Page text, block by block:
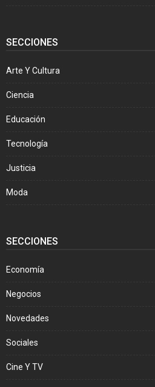
SECCIONES
Arte Y Cultura
Ciencia
Educación
Tecnología
Justicia
Moda
SECCIONES
Economía
Negocios
Novedades
Sociales
Cine Y TV